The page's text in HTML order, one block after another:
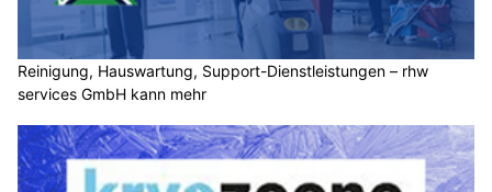
Reinigung, Hauswartung, Support-Dienstleistungen – rhw
services GmbH kann mehr